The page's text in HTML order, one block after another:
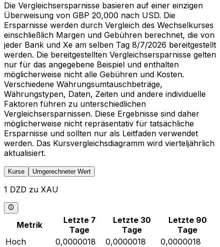
Die Vergleichsersparnisse basieren auf einer einzigen
Überweisung von GBP 20,000 nach USD. Die
Ersparnisse werden durch Vergleich des Wechselkurses
einschließlich Margen und Gebühren berechnet, die von
jeder Bank und Xe am selben Tag 8/7/2026 bereitgestellt
werden. Die bereitgestellten Vergleichsersparnisse gelten
nur für das angegebene Beispiel und enthalten
möglicherweise nicht alle Gebühren und Kosten.
Verschiedene Währungsumtauschbeträge,
Währungstypen, Daten, Zeiten und andere individuelle
Faktoren führen zu unterschiedlichen
Vergleichsersparnissen. Diese Ergebnisse sind daher
möglicherweise nicht repräsentativ für tatsächliche
Ersparnisse und sollten nur als Leitfaden verwendet
werden. Das Kursvergleichsdiagramm wird vierteljährlich
aktualisiert.
Kurse Umgerechneter Wert
1 DZD zu XAU
Metrik
Letzte 7
Tage
Letzte 30
Tage
Letzte 90
Tage
Hoch
0,0000018 0,0000018
0,0000018